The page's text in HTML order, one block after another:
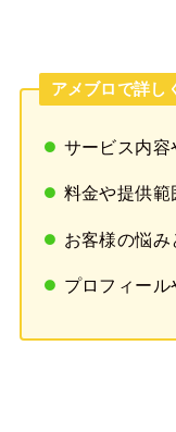
アメブロで詳し
サービス内
料金や提供範
お客様の悩
プロフィー